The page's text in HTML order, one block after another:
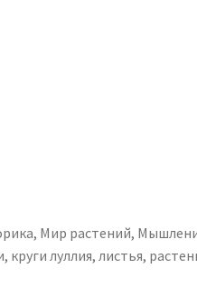
, Мир растений,
, круги луллия, листья,